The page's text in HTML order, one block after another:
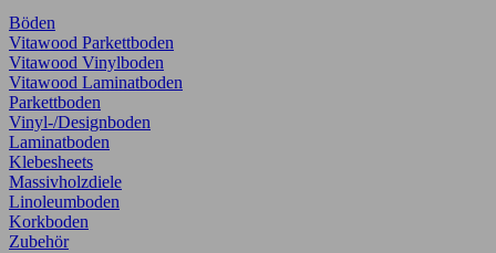
Böden
Vitawood Parkettboden
Vitawood Vinylboden
Vitawood Laminatboden
Parkettboden
Vinyl-/Designboden
Laminatboden
Klebesheets
Massivholzdiele
Linoleumboden
Korkboden
Zubehör